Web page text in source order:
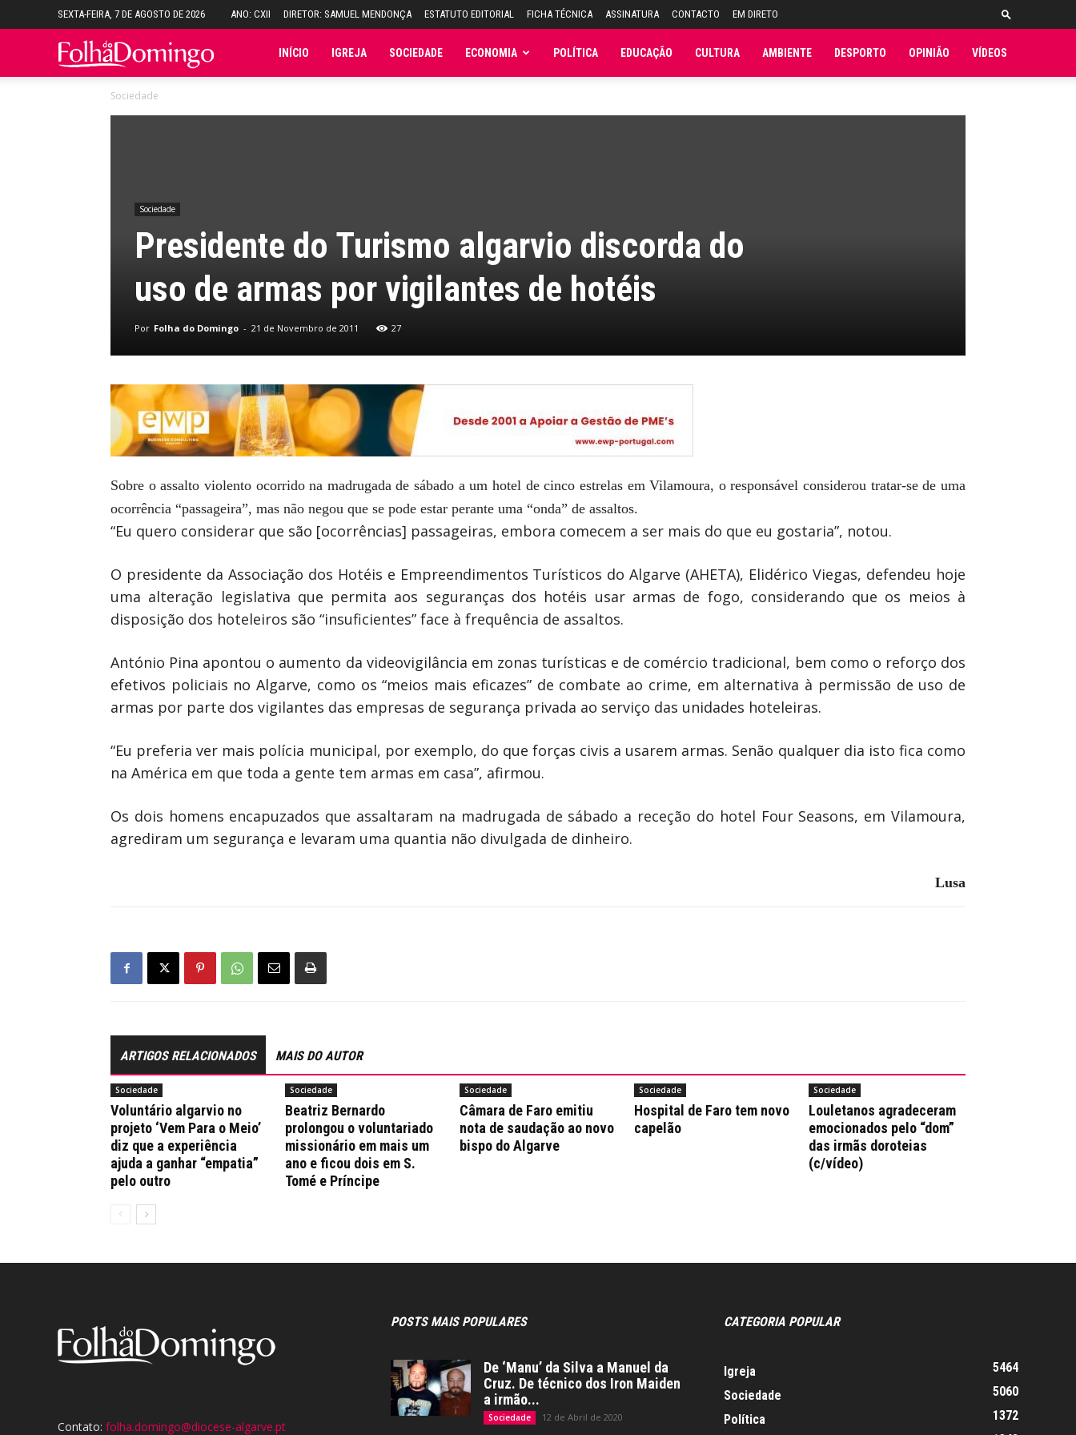
SEXTA-FEIRA, 7 DE AGOSTO DE 2026 ANO: CXII DIRETOR: SAMUEL MENDONÇA ESTATUTO EDITORIAL FICHA TÉCNICA ASSINATURA CONTACTO EM DIRETO
Folha INÍCIO IGREJA SOCIEDADE ECONOMIA POLÍTICA EDUCAÇÃO CULTURA AMBIENTE DESPORTO OPINIÃO VÍDEOS
Sociedade
Sociedade
Presidente do Turismo algarvio discorda do
uso de armas por vigilantes de hotéis
Por Folha do Domingo - 21 de Novembro de 2011 27
Sobre o assalto violento ocorrido na madrugada de sábado a um hotel de cinco estrelas em Vilamoura, o responsável considerou tratar-se de uma
ocorrência “passageira”, mas não negou que se pode estar perante uma “onda” de assaltos.
“Eu quero considerar que são [ocorrências] passageiras, embora comecem a ser mais do que eu gostaria”, notou.
O presidente da Associação dos Hotéis e Empreendimentos Turísticos do Algarve (AHETA), Elidérico Viegas, defendeu hoje
uma alteração legislativa que permita aos seguranças dos hotéis usar armas de fogo, considerando que os meios à
disposição dos hoteleiros são “insuficientes” face à frequência de assaltos.
António Pina apontou o aumento da videovigilância em zonas turísticas e de comércio tradicional, bem como o reforço dos
efetivos policiais no Algarve, como os “meios mais eficazes” de combate ao crime, em alternativa à permissão de uso de
armas por parte dos vigilantes das empresas de segurança privada ao serviço das unidades hoteleiras.
“Eu preferia ver mais polícia municipal, por exemplo, do que forças civis a usarem armas. Senão qualquer dia isto fica como
na América em que toda a gente tem armas em casa”, afirmou.
Os dois homens encapuzados que assaltaram na madrugada de sábado a receção do hotel Four Seasons, em Vilamoura,
agrediram um segurança e levaram uma quantia não divulgada de dinheiro.
Lusa
ARTIGOS RELACIONADOS MAIS DO AUTOR
Sociedade
Voluntário algarvio no
projeto ‘Vem Para o Meio’
diz que a experiência
ajuda a ganhar “empatia”
pelo outro
Sociedade
Beatriz Bernardo
prolongou o voluntariado
missionário em mais um
ano e ficou dois em S.
Tomé e Príncipe
Sociedade
Câmara de Faro emitiu
nota de saudação ao novo
bispo do Algarve
Sociedade
Hospital de Faro tem novo
capelão
Sociedade
Louletanos agradeceram
emocionados pelo “dom”
das irmãs doroteias
(c/vídeo)
Contato: folha.domingo@diocese-algarve.pt
POSTS MAIS POPULARES
De ‘Manu’ da Silva a Manuel da
Cruz. De técnico dos Iron Maiden
a irmão...
Sociedade 12 de Abril de 2020
CATEGORIA POPULAR
Igreja
5464
Sociedade
5060
Política
1372